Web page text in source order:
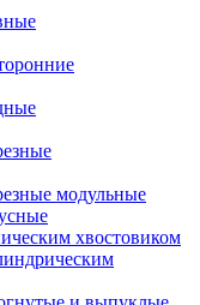
модульные
хвостовиком